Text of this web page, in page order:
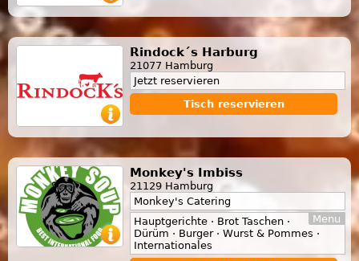
Rindock´s Harburg
21077 Hamburg
Jetzt reservieren
Tisch reservieren
Monkey's Imbiss
21129 Hamburg
Monkey's Catering
Menu
Hauptgerichte · Brot Taschen ·
Dürüm · Burger · Wurst & Pommes ·
Internationales